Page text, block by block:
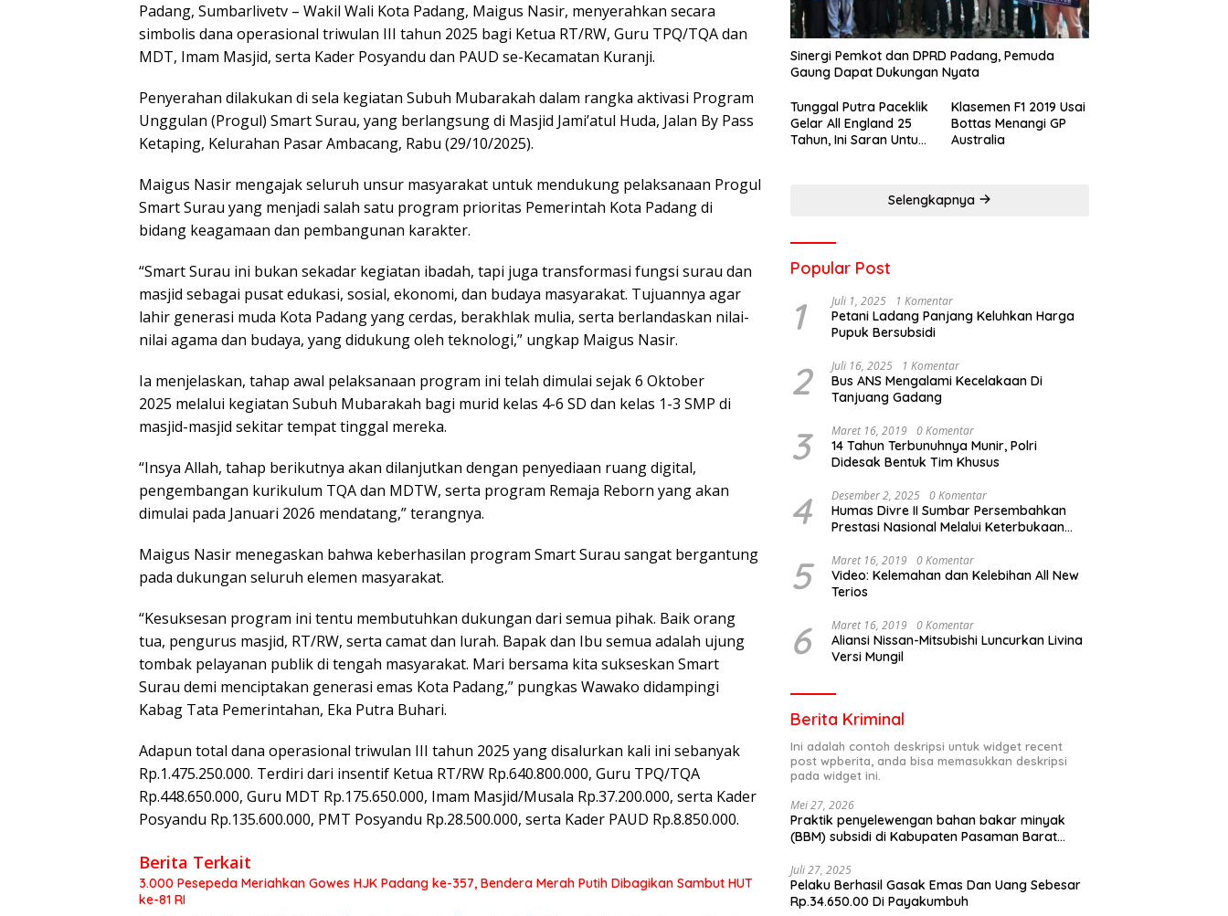
Padang, Sumbarlivetv – Wakil Wali Kota Padang, Maigus Nasir, menyerahkan secara
simbolis dana operasional triwulan III tahun 2025 bagi Ketua RT/RW, Guru TPQ/TQA dan
MDT, Imam Masjid, serta Kader Posyandu dan PAUD se-Kecamatan Kuranji.
Penyerahan dilakukan di sela kegiatan Subuh Mubarakah dalam rangka aktivasi Program
Unggulan (Progul) Smart Surau, yang berlangsung di Masjid Jami’atul Huda, Jalan By Pass
Ketaping, Kelurahan Pasar Ambacang, Rabu (29/10/2025).
Maigus Nasir mengajak seluruh unsur masyarakat untuk mendukung pelaksanaan Progul
Smart Surau yang menjadi salah satu program prioritas Pemerintah Kota Padang di
bidang keagamaan dan pembangunan karakter.
“Smart Surau ini bukan sekadar kegiatan ibadah, tapi juga transformasi fungsi surau dan
masjid sebagai pusat edukasi, sosial, ekonomi, dan budaya masyarakat. Tujuannya agar
lahir generasi muda Kota Padang yang cerdas, berakhlak mulia, serta berlandaskan nilai-
nilai agama dan budaya, yang didukung oleh teknologi,” ungkap Maigus Nasir.
Ia menjelaskan, tahap awal pelaksanaan program ini telah dimulai sejak 6 Oktober
2025 melalui kegiatan Subuh Mubarakah bagi murid kelas 4-6 SD dan kelas 1-3 SMP di
masjid-masjid sekitar tempat tinggal mereka.
“Insya Allah, tahap berikutnya akan dilanjutkan dengan penyediaan ruang digital,
pengembangan kurikulum TQA dan MDTW, serta program Remaja Reborn yang akan
dimulai pada Januari 2026 mendatang,” terangnya.
Maigus Nasir menegaskan bahwa keberhasilan program Smart Surau sangat bergantung
pada dukungan seluruh elemen masyarakat.
“Kesuksesan program ini tentu membutuhkan dukungan dari semua pihak. Baik orang
tua, pengurus masjid, RT/RW, serta camat dan lurah. Bapak dan Ibu semua adalah ujung
tombak pelayanan publik di tengah masyarakat. Mari bersama kita sukseskan Smart
Surau demi menciptakan generasi emas Kota Padang,” pungkas Wawako didampingi
Kabag Tata Pemerintahan, Eka Putra Buhari.
Adapun total dana operasional triwulan III tahun 2025 yang disalurkan kali ini sebanyak
Rp.1.475.250.000. Terdiri dari insentif Ketua RT/RW Rp.640.800.000, Guru TPQ/TQA
Rp.448.650.000, Guru MDT Rp.175.650.000, Imam Masjid/Musala Rp.37.200.000, serta Kader
Posyandu Rp.135.600.000, PMT Posyandu Rp.28.500.000, serta Kader PAUD Rp.8.850.000.
Berita Terkait
3.000 Pesepeda Meriahkan Gowes HJK Padang ke-357, Bendera Merah Putih Dibagikan Sambut HUT
ke-81 RI
Sinergi Pemkot dan DPRD Padang, Pemuda
Gaung Dapat Dukungan Nyata
Tunggal Putra Paceklik
Gelar All England 25
Tahun, Ini Saran Untuk
Klasemen F1 2019 Usai
Bottas Menangi GP
Australia
Selengkapnya
Popular Post
1 Juli 1, 2025 1 Komentar
Petani Ladang Panjang Keluhkan Harga
Pupuk Bersubsidi
2 Juli 16, 2025 1 Komentar
Bus ANS Mengalami Kecelakaan Di
Tanjuang Gadang
3 Maret 16, 2019 0 Komentar
14 Tahun Terbunuhnya Munir, Polri
Didesak Bentuk Tim Khusus
4 Desember 2, 2025 0 Komentar
Humas Divre II Sumbar Persembahkan
Prestasi Nasional Melalui Keterbukaan
5 Maret 16, 2019 0 Komentar
Video: Kelemahan dan Kelebihan All New
Terios
6 Maret 16, 2019 0 Komentar
Aliansi Nissan-Mitsubishi Luncurkan Livina
Versi Mungil
Berita Kriminal
Ini adalah contoh deskripsi untuk widget recent
post wpberita, anda bisa memasukkan deskripsi
pada widget ini.
Mei 27, 2026
Praktik penyelewengan bahan bakar minyak
(BBM) subsidi di Kabupaten Pasaman Barat
Juli 27, 2025
Pelaku Berhasil Gasak Emas Dan Uang Sebesar
Rp.34.650.00 Di Payakumbuh